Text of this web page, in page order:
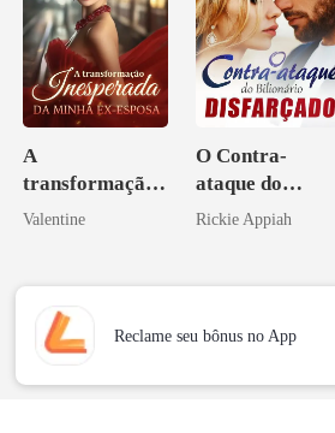
A
transformação
inesperada da
Valentine
O Contra-
ataque do
Bilionário
Rickie Appiah
Reclame seu bônus no App